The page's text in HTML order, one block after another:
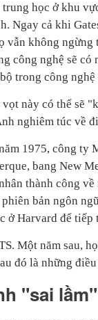
học ở khu
Ngay cả khi
không ngừng
công nghệ sẽ có
trong công
này có thể sẽ
nghiêm túc về
1975, công ty
bang New
thành công về
bản ngôn
ở Harvard để tiếp
Một năm sau,
đó là những
"sai lầm"